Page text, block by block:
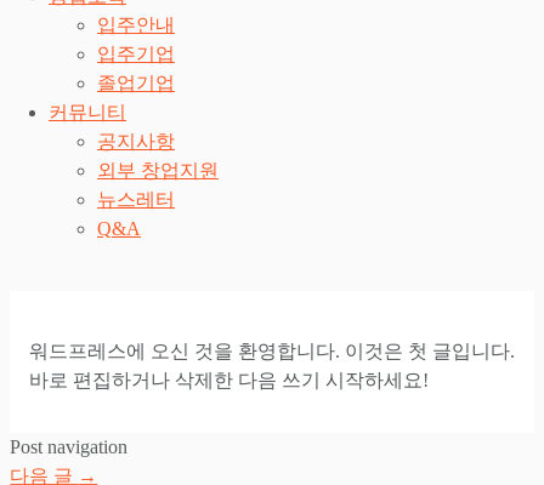
입주안내
입주기업
졸업기업
커뮤니티
공지사항
외부 창업지원
뉴스레터
Q&A
워드프레스에 오신 것을 환영합니다. 이것은 첫 글입니다.
바로 편집하거나 삭제한 다음 쓰기 시작하세요!
Post navigation
다음 글 →